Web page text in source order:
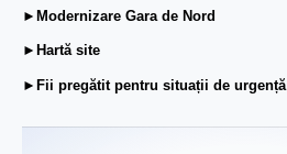
►Modernizare Gara de Nord
►Hartă site
►Fii pregătit pentru situații de urgență